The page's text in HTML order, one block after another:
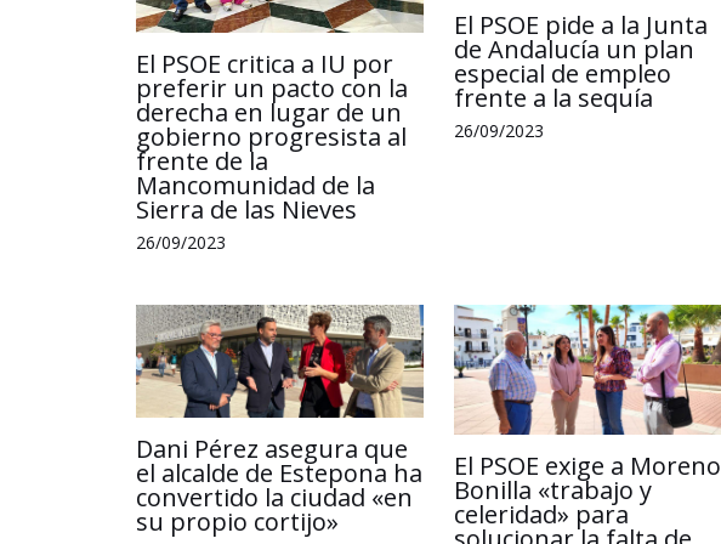
El PSOE critica a IU por
preferir un pacto con la
derecha en lugar de un
gobierno progresista al
frente de la
Mancomunidad de la
Sierra de las Nieves
26/09/2023
El PSOE pide a la Junta
de Andalucía un plan
especial de empleo
frente a la sequía
26/09/2023
Dani Pérez asegura que
el alcalde de Estepona ha
convertido la ciudad «en
su propio cortijo»
El PSOE exige a Moreno
Bonilla «trabajo y
celeridad» para